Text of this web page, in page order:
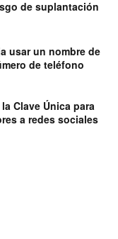
de suplantación
usar un nombre de
de teléfono
Clave Única para
a redes sociales